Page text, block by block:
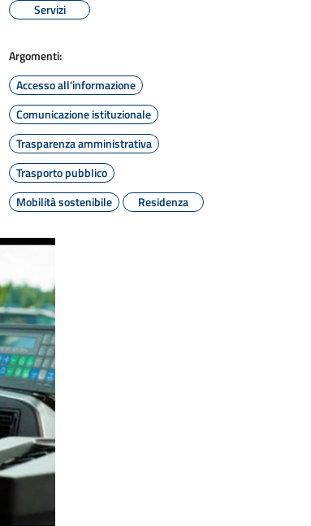
Servizi
Argomenti:
Accesso all'informazione
Comunicazione istituzionale
Trasparenza amministrativa
Trasporto pubblico
Mobilità sostenibile
Residenza